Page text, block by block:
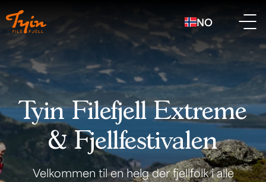
NO
Tyin Filefjell Extreme
& Fjellfestivalen
Velkommen til en helg der fjellfolk i alle